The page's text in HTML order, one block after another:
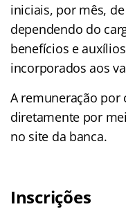
iniciais, por mês, de
dependendo do
benefícios e
incorporados aos
A remuneração por
diretamente por
no site da banca.
Inscrições